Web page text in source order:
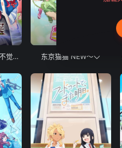
真・进化果 实不知不觉踏上胜利的人生 东京猫猫 NEW～♡